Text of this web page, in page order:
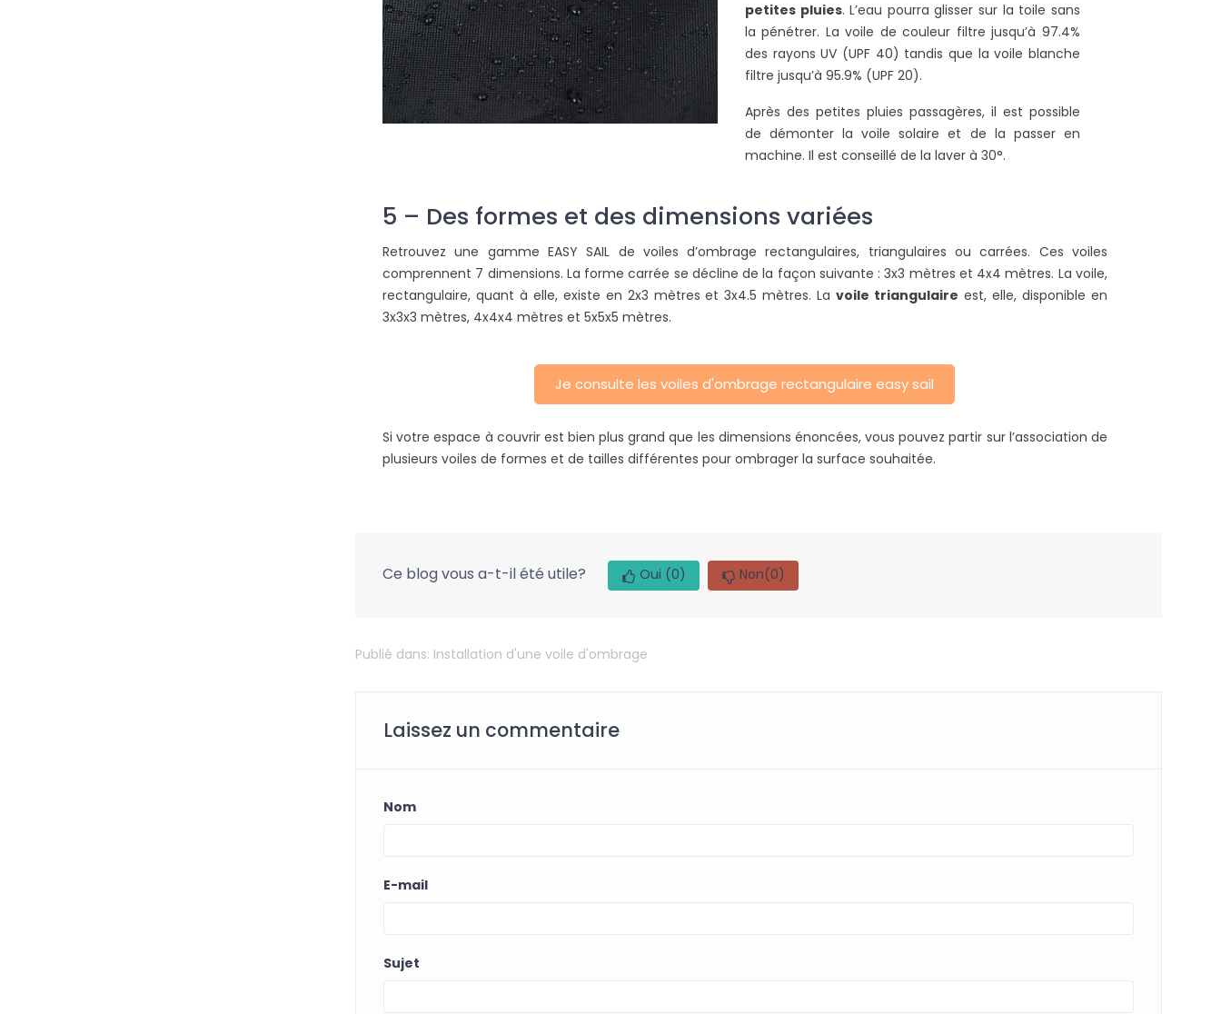
petites pluies. L’eau pourra glisser sur la toile sans
la pénétrer. La voile de couleur filtre jusqu’à 97.4%
des rayons UV (UPF 40) tandis que la voile blanche
filtre jusqu’à 95.9% (UPF 20).
Après des petites pluies passagères, il est possible
de démonter la voile solaire et de la passer en
machine. Il est conseillé de la laver à 30°.
5 – Des formes et des dimensions variées
Retrouvez une gamme EASY SAIL de voiles d’ombrage rectangulaires, triangulaires ou carrées. Ces voiles
comprennent 7 dimensions. La forme carrée se décline de la façon suivante : 3x3 mètres et 4x4 mètres. La voile,
rectangulaire, quant à elle, existe en 2x3 mètres et 3x4.5 mètres. Lavoile triangulaire est, elle, disponible en
3x3x3 mètres, 4x4x4 mètres et 5x5x5 mètres.
Je consulte les voiles d'ombrage rectangulaire easy sail
Si votre espace à couvrir est bien plus grand que les dimensions énoncées, vous pouvez partir sur l’association de
plusieurs voiles de formes et de tailles différentes pour ombrager la surface souhaitée.
Ce blog vous a-t-il été utile? Oui (0) Non(0)
Publié dans: Installation d'une voile d'ombrage
Laissez un commentaire
Nom
E-mail
Sujet